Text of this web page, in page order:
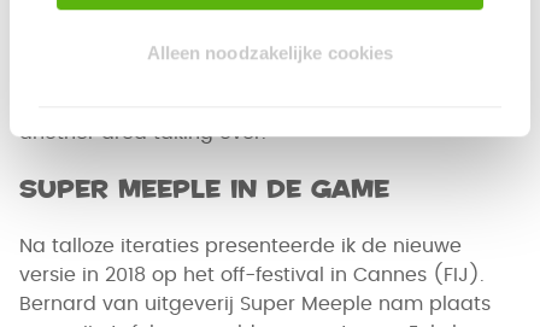
Alleen noodzakelijke cookies
new type of action: selling the treasures found at
sea to a museum. This addition addressed a flaw
another area taking over.
Super Meeple in de game
Na talloze iteraties presenteerde ik de nieuwe
versie in 2018 op het off-festival in Cannes (FIJ).
Bernard van uitgeverij Super Meeple nam plaats